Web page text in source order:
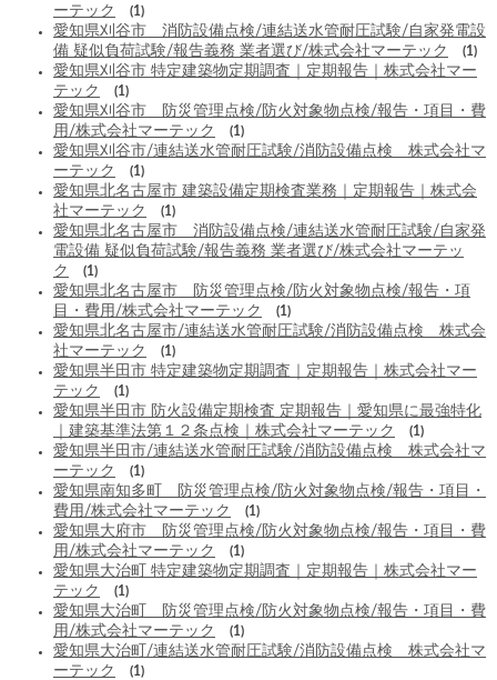
ーテック
(1)
愛知県刈谷市 消防設備点検/連結送水管耐圧試験/自家発電設
備 疑似負荷試験/報告義務 業者選び/株式会社マーテック
(1)
愛知県刈谷市 特定建築物定期調査｜定期報告｜株式会社マー
テック
(1)
愛知県刈谷市 防災管理点検/防火対象物点検/報告・項目・費
用/株式会社マーテック
(1)
愛知県刈谷市/連結送水管耐圧試験/消防設備点検 株式会社マ
ーテック
(1)
愛知県北名古屋市 建築設備定期検査業務｜定期報告｜株式会
社マーテック
(1)
愛知県北名古屋市 消防設備点検/連結送水管耐圧試験/自家発
電設備 疑似負荷試験/報告義務 業者選び/株式会社マーテッ
ク
(1)
愛知県北名古屋市 防災管理点検/防火対象物点検/報告・項
目・費用/株式会社マーテック
(1)
愛知県北名古屋市/連結送水管耐圧試験/消防設備点検 株式会
社マーテック
(1)
愛知県半田市 特定建築物定期調査｜定期報告｜株式会社マー
テック
(1)
愛知県半田市 防火設備定期検査 定期報告｜愛知県に最強特化
｜建築基準法第１２条点検｜株式会社マーテック
(1)
愛知県半田市/連結送水管耐圧試験/消防設備点検 株式会社マ
ーテック
(1)
愛知県南知多町 防災管理点検/防火対象物点検/報告・項目・
費用/株式会社マーテック
(1)
愛知県大府市 防災管理点検/防火対象物点検/報告・項目・費
用/株式会社マーテック
(1)
愛知県大治町 特定建築物定期調査｜定期報告｜株式会社マー
テック
(1)
愛知県大治町 防災管理点検/防火対象物点検/報告・項目・費
用/株式会社マーテック
(1)
愛知県大治町/連結送水管耐圧試験/消防設備点検 株式会社マ
ーテック
(1)